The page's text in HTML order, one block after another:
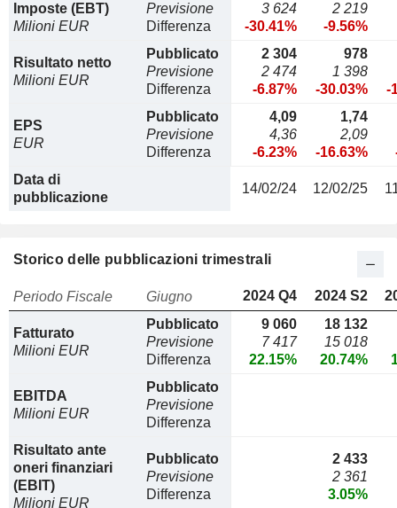
Imposte (EBT)
Milioni EUR
Previsione
Differenza
3 624
-30.41%
2 219
-9.56%
Risultato netto
Milioni EUR
Pubblicato
Previsione
Differenza
2 304
2 474
-6.87%
978
1 398
-30.03%
-
EPS
EUR
Pubblicato
Previsione
Differenza
4,09
4,36
-6.23%
1,74
2,09
-16.63%
Data di
pubblicazione
14/02/24 12/02/25
Storico delle pubblicazioni trimestrali
Periodo Fiscale Giugno 2024 Q4 2024 S2
Fatturato
Milioni EUR
Pubblicato
Previsione
Differenza
9 060
7 417
22.15%
18 132
15 018
20.74%
EBITDA
Milioni EUR
Pubblicato
Previsione
Differenza
Risultato ante
oneri finanziari
(EBIT)
Milioni EUR
Pubblicato
Previsione
Differenza
2 433
2 361
3.05%